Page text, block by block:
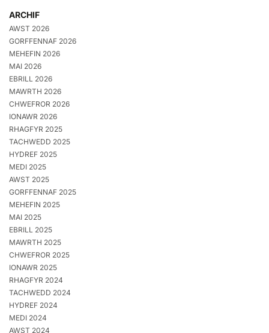
ARCHIF
AWST 2026
GORFFENNAF 2026
MEHEFIN 2026
MAI 2026
EBRILL 2026
MAWRTH 2026
CHWEFROR 2026
IONAWR 2026
RHAGFYR 2025
TACHWEDD 2025
HYDREF 2025
MEDI 2025
AWST 2025
GORFFENNAF 2025
MEHEFIN 2025
MAI 2025
EBRILL 2025
MAWRTH 2025
CHWEFROR 2025
IONAWR 2025
RHAGFYR 2024
TACHWEDD 2024
HYDREF 2024
MEDI 2024
AWST 2024